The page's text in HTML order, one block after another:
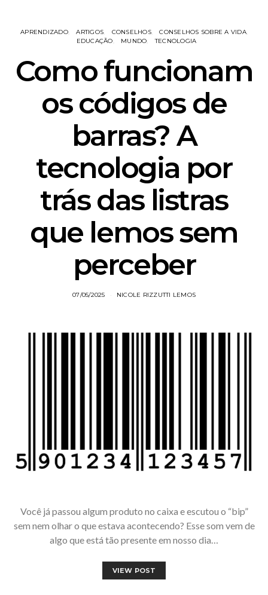
APRENDIZADO ARTIGOS CONSELHOS
CONSELHOS SOBRE A VIDA
EDUCAÇÃO
MUNDO TECNOLOGIA
Como funcionam
os códigos de
barras? A
tecnologia por
trás das listras
que lemos sem
perceber
07/05/2025 NICOLE RIZZUTTI LEMOS
Você já passou algum produto no caixa e escutou o “bip”
sem nem olhar o que estava acontecendo? Esse som vem de
algo que está tão presente em nosso dia…
VIEW POST